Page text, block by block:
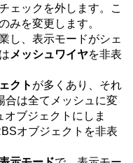
ェックを外します。こ
みを変更します。
し、表示モードがシェ
メッシュワイヤを非表
クト が多くあり、それ
合は全てメッシュに変
ブジェクトにしま
オブジェクトを非表